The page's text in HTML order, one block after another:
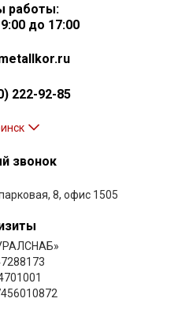
работы:
до 17:00
222-92-85
звонок
8, офис 1505